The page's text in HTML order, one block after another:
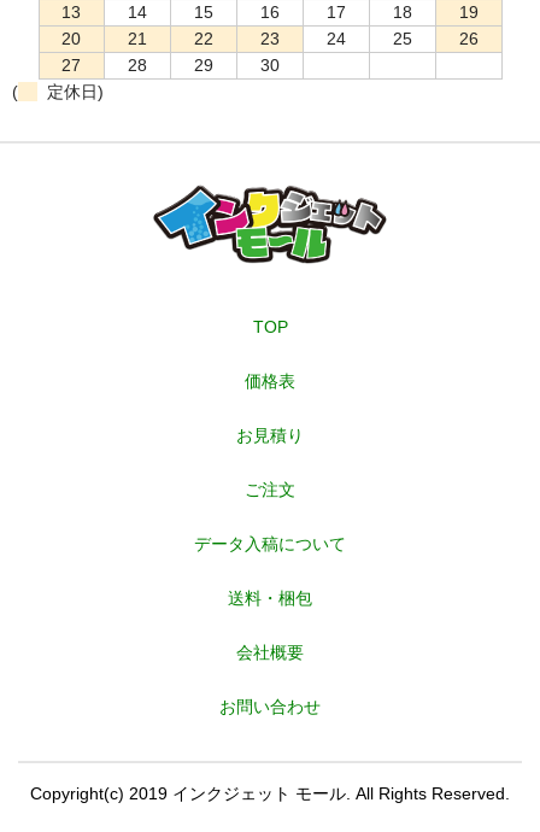
13
14 15 16 17 18
19
20
21 22 23 24 25
26
27
28 29
30
(
定休日)
TOP
価格表
お見積り
ご注文
データ入稿について
送料・梱包
会社概要
お問い合わせ
Copyright(c) 2019 インクジェット モール. All Rights Reserved.